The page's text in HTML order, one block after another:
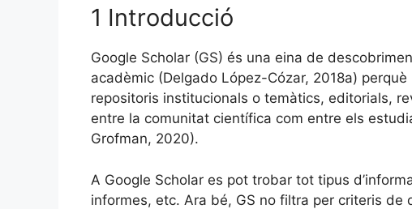
1 Introducció
Google Scholar (GS) és una eina de
acadèmic (Delgado López-Cózar, 2018a)
repositoris institucionals o temàtics, editorials,
entre la comunitat científica com entre els
Grofman, 2020).
A Google Scholar es pot trobar tot tipus
informes, etc. Ara bé, GS no filtra per criteris